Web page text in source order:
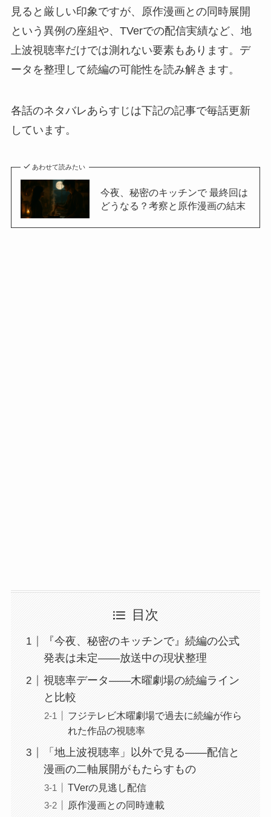
見ると厳しい印象ですが、原作漫画との同時展開
という異例の座組や、TVerでの配信実績など、地
上波視聴率だけでは測れない要素もあります。デ
ータを整理して続編の可能性を読み解きます。
各話のネタバレあらすじは下記の記事で毎話更新
しています。
あわせて読みたい
今夜、秘密のキッチンで 最終回は
どうなる？考察と原作漫画の結末
目次
『今夜、秘密のキッチンで』続編の公式
発表は未定——放送中の現状整理
視聴率データ——木曜劇場の続編ライン
と比較
フジテレビ木曜劇場で過去に続編が作ら
れた作品の視聴率
「地上波視聴率」以外で見る——配信と
漫画の二軸展開がもたらすもの
TVerの見逃し配信
原作漫画との同時連載